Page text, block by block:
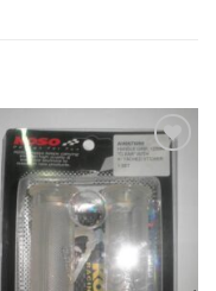
Προσθήκη
στη Λίστα
Επιθυμιών